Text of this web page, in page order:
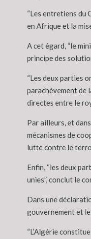
“Les entretiens du
en Afrique et la
A cet égard, “le
principe des
“Les deux parties
parachèvement de
directes entre le
Par ailleurs, et
mécanismes de
lutte contre le
Enfin, “les deux
unies”, conclut le
Dans une
gouvernement et le
“L’Algérie